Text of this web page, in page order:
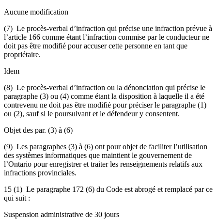
Aucune modification
(7) Le procès-verbal d’infraction qui précise une infraction prévue à
l’article 166 comme étant l’infraction commise par le conducteur ne
doit pas être modifié pour accuser cette personne en tant que
propriétaire.
Idem
(8) Le procès-verbal d’infraction ou la dénonciation qui précise le
paragraphe (3) ou (4) comme étant la disposition à laquelle il a été
contrevenu ne doit pas être modifié pour préciser le paragraphe (1)
ou (2), sauf si le poursuivant et le défendeur y consentent.
Objet des par. (3) à (6)
(9) Les paragraphes (3) à (6) ont pour objet de faciliter l’utilisation
des systèmes informatiques que maintient le gouvernement de
l’Ontario pour enregistrer et traiter les renseignements relatifs aux
infractions provinciales.
15 (1) Le paragraphe 172 (6) du Code est abrogé et remplacé par ce
qui suit :
Suspension administrative de 30 jours